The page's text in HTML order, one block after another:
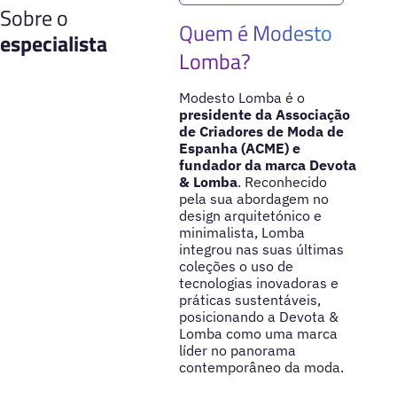
Sobre o
especialista
Quem é Modesto
Lomba?
Modesto Lomba é o
presidente da Associação
de Criadores de Moda de
Espanha (ACME) e
fundador da marca Devota
& Lomba. Reconhecido
pela sua abordagem no
design arquitetónico e
minimalista, Lomba
integrou nas suas últimas
coleções o uso de
tecnologias inovadoras e
práticas sustentáveis,
posicionando a Devota &
Lomba como uma marca
líder no panorama
contemporâneo da moda.